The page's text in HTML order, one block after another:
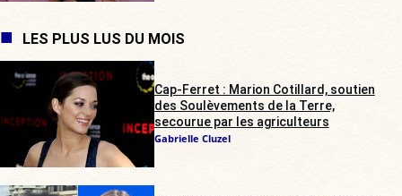
LES PLUS LUS DU MOIS
Cap-Ferret : Marion Cotillard, soutien
des Soulèvements de la Terre,
secourue par les agriculteurs
Gabrielle Cluzel